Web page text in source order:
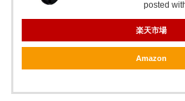
posted
楽天市場
Amazon